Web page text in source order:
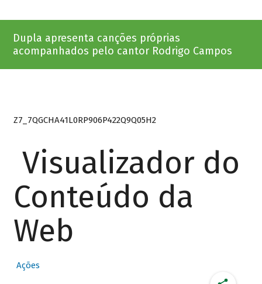
Dupla apresenta canções próprias
acompanhados pelo cantor Rodrigo Campos
Z7_7QGCHA41L0RP906P422Q9Q05H2
Visualizador do
Conteúdo da
Web
Ações